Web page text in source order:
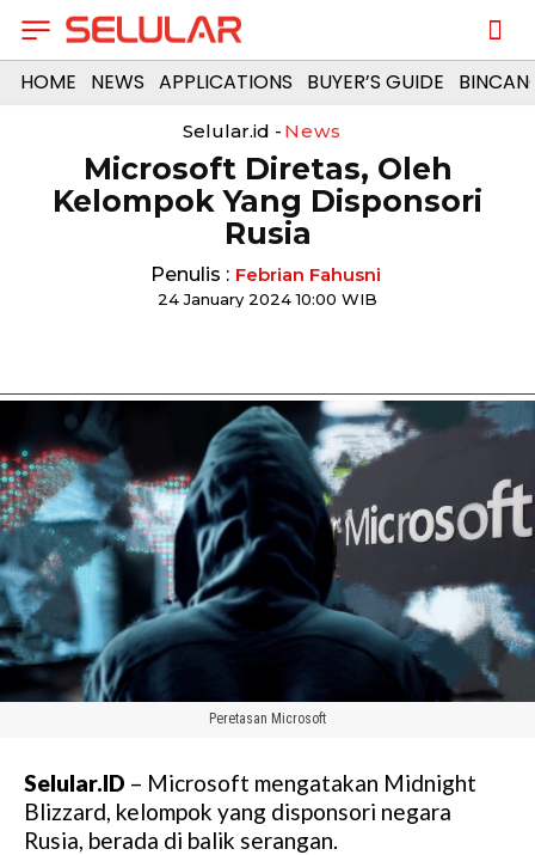
HOME NEWS APPLICATIONS BUYER’S GUIDE
Selular.id - News
Microsoft Diretas, Oleh
Kelompok Yang Disponsori
Rusia
Penulis : Febrian Fahusni
24 January 2024 10:00 WIB
Peretasan Microsoft
Selular.ID – Microsoft mengatakan Midnight
Blizzard, kelompok yang disponsori negara
Rusia, berada di balik serangan.